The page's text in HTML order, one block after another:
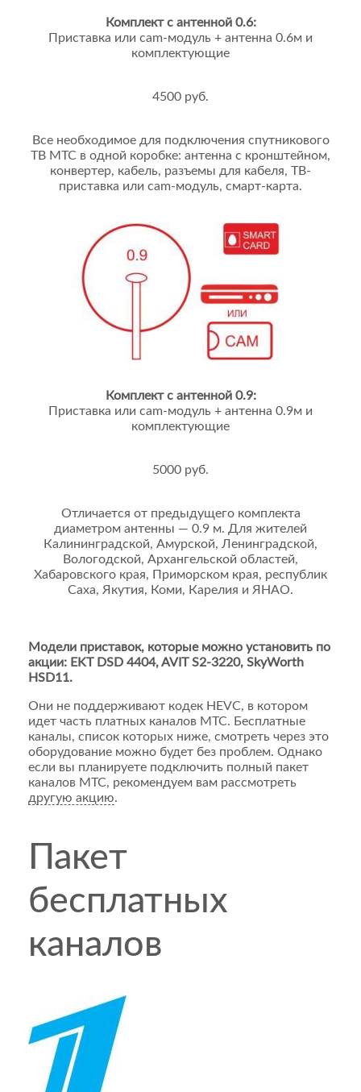
Комплект с антенной 0.6:
Приставка или cam-модуль + антенна 0.6м и
комплектующие
4500 руб.
Все необходимое для подключения спутникового
ТВ МТС в одной коробке: антенна с кронштейном,
конвертер, кабель, разъемы для кабеля, ТВ-
приставка или cam-модуль, смарт-карта.
Комплект с антенной 0.9:
Приставка или cam-модуль + антенна 0.9м и
комплектующие
5000 руб.
Отличается от предыдущего комплекта
диаметром антенны — 0.9 м. Для жителей
Калининградской, Амурской, Ленинградской,
Вологодской, Архангельской областей,
Хабаровского края, Приморском края, республик
Саха, Якутия, Коми, Карелия и ЯНАО.
Модели приставок, которые можно установить по
акции: EKT DSD 4404, AVIT S2-3220, SkyWorth
HSD11.
Они не поддерживают кодек HEVC, в котором
идет часть платных каналов МТС. Бесплатные
каналы, список которых ниже, смотреть через это
оборудование можно будет без проблем. Однако
если вы планируете подключить полный пакет
каналов МТС, рекомендуем вам рассмотреть
другую акцию.
Пакет
бесплатных
каналов